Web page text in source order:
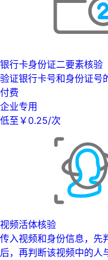
银行卡身份证二要素核验
验证银行卡号和身份证号
付费
企业专用
低至￥0.25/次
视频活体核验
传入视频和身份信息，先
后，再判断该视频中的人